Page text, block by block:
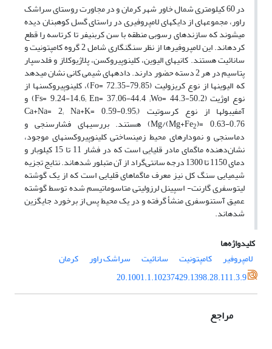
در 60 کیلومتری شمال خاور شهر کرمان و در مجاورت روستای سراشک
راور، مجموعه­ای از دایک­های لامپروفیری در راستای گسل کوهبنان دیده
می­شوند که سازند­های رسوبی منطقه با سن کربنیفر تا کرتاسه را قطع
کرده­اند. این لامپروفیر­ها از نظر سنگ­نگاری شامل 2 گروه کامپتونیت و
سانائیت هستند. کانی­های الیوین، کلینوپیروکسن، پلاژیوکلاز و فلدسپار
پتاسیم در هر 2 دسته حضور دارند. داده­های شیمی کانی نشان می­دهد
که الیوین­ها از نوع کریزولیت (Fo= 72.35-79.85)، کلینوپیروکسن­ها از
نوع اوژیت (Fs= 9.24-14.6; En= 37.06-44.4 ;Wo= 44.3-50.2) و
آمفیبول­ها از نوع کرسوتیت (Ca+Na= 2; Na+K= 0.59-0.95;
Mg/(Mg+Fe2 )= 0.63-0.76) هستند. بررسی­های فشارسنجی و
دماسنجی و نمودارهای محیط زمین­ساختی کلینوپیروکسن­های موجود،
نشان‌دهنده ماگمای مادر قلیایی است که در فشار 11 تا 15 کیلوبار و
دمای 1150 تا 1300 درجه سانتی‌گراد از آن متبلور شده­اند. نتایج تجزیه
شیمیایی سنگ کل نیز معرف ماگماهای قلیایی است که از یک گوشته
لیتوسفری گارنت- اسپینل لرزولیتی متاسوماتیسم شده توسط گوشته
عمیق آستنوسفری منشأ گرفته و در یک محیط پس از برخورد جایگزین
شده­اند.
کلیدواژه‌ها
لامپروفیر
کامپتونیت سانائیت سراشک راور
کرمان
20.1001.1.10237429.1398.28.111.3.9
مراجع